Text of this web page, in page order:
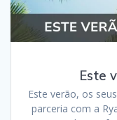
Este
Este verão, os
parceria com a